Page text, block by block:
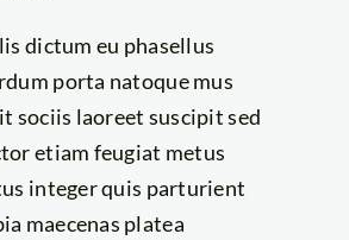
dictum eu phasellus
porta natoque mus
sociis laoreet suscipit sed
etiam feugiat metus
integer quis parturient
maecenas platea